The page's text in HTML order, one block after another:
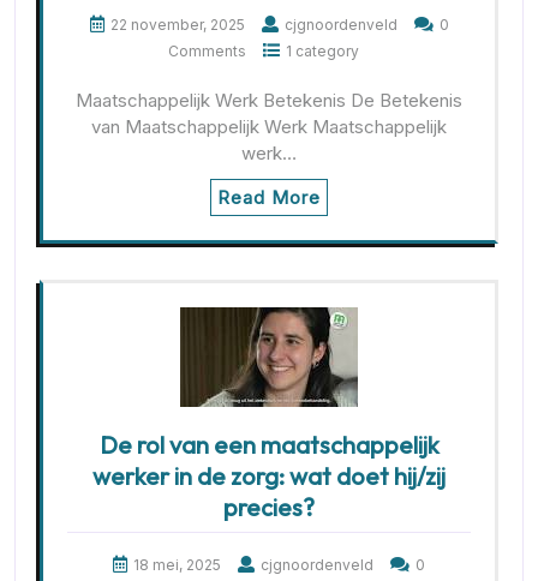
22 november, 2025 cjgnoordenveld
0
Comments
1 category
Maatschappelijk Werk Betekenis De Betekenis
van Maatschappelijk Werk Maatschappelijk
werk…
Read More
De rol van een maatschappelijk
werker in de zorg: wat doet hij/zij
precies?
18 mei, 2025 cjgnoordenveld
0